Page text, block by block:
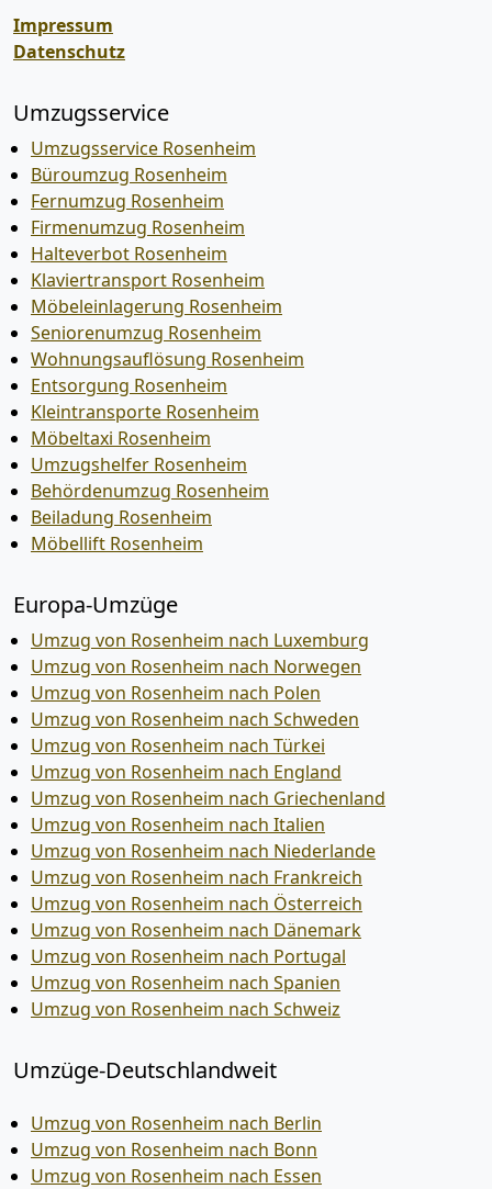
Impressum
Datenschutz
Umzugsservice
Umzugsservice Rosenheim
Büroumzug Rosenheim
Fernumzug Rosenheim
Firmenumzug Rosenheim
Halteverbot Rosenheim
Klaviertransport Rosenheim
Möbeleinlagerung Rosenheim
Seniorenumzug Rosenheim
Wohnungsauflösung Rosenheim
Entsorgung Rosenheim
Kleintransporte Rosenheim
Möbeltaxi Rosenheim
Umzugshelfer Rosenheim
Behördenumzug Rosenheim
Beiladung Rosenheim
Möbellift Rosenheim
Europa-Umzüge
Umzug von Rosenheim nach Luxemburg
Umzug von Rosenheim nach Norwegen
Umzug von Rosenheim nach Polen
Umzug von Rosenheim nach Schweden
Umzug von Rosenheim nach Türkei
Umzug von Rosenheim nach England
Umzug von Rosenheim nach Griechenland
Umzug von Rosenheim nach Italien
Umzug von Rosenheim nach Niederlande
Umzug von Rosenheim nach Frankreich
Umzug von Rosenheim nach Österreich
Umzug von Rosenheim nach Dänemark
Umzug von Rosenheim nach Portugal
Umzug von Rosenheim nach Spanien
Umzug von Rosenheim nach Schweiz
Umzüge-Deutschlandweit
Umzug von Rosenheim nach Berlin
Umzug von Rosenheim nach Bonn
Umzug von Rosenheim nach Essen